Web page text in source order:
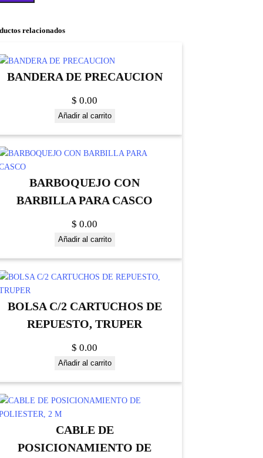
relacionados
BANDERA DE PRECAUCION
$ 0.00
Añadir al carrito
BARBOQUEJO CON
BARBILLA PARA CASCO
$ 0.00
Añadir al carrito
BOLSA C/2 CARTUCHOS DE
REPUESTO, TRUPER
$ 0.00
Añadir al carrito
CABLE DE
POSICIONAMIENTO DE